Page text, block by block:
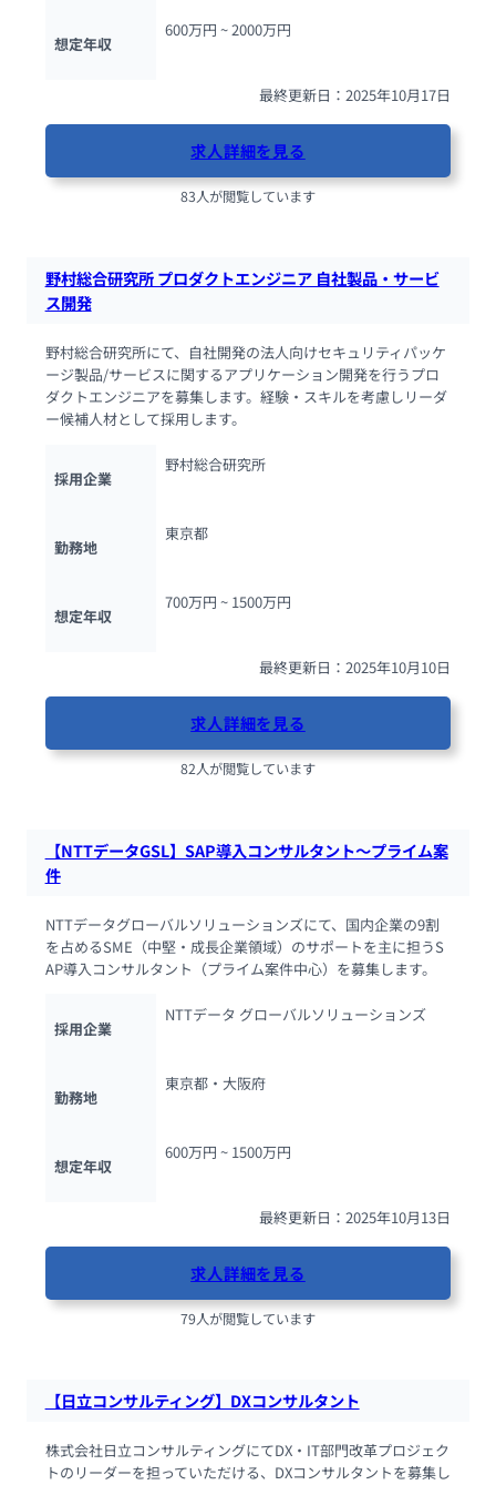
想定年収
600万円 ~ 2000万円
最終更新日：2025年10月17日
求人詳細を見る
83人が閲覧しています
野村総合研究所 プロダクトエンジニア 自社製品・サービ
ス開発
野村総合研究所にて、自社開発の法人向けセキュリティパッケ
ージ製品/サービスに関するアプリケーション開発を行うプロ
ダクトエンジニアを募集します。経験・スキルを考慮しリーダ
ー候補人材として採用します。
採用企業
野村総合研究所
勤務地
東京都
想定年収
700万円 ~ 1500万円
最終更新日：2025年10月10日
求人詳細を見る
82人が閲覧しています
【NTTデータGSL】SAP導入コンサルタント～プライム案
件
NTTデータグローバルソリューションズにて、国内企業の9割
を占めるSME（中堅・成長企業領域）のサポートを主に担うS
AP導入コンサルタント（プライム案件中心）を募集します。
採用企業
NTTデータ グローバルソリューションズ
勤務地
東京都・大阪府
想定年収
600万円 ~ 1500万円
最終更新日：2025年10月13日
求人詳細を見る
79人が閲覧しています
【日立コンサルティング】DXコンサルタント
株式会社日立コンサルティングにてDX・IT部門改革プロジェク
トのリーダーを担っていただける、DXコンサルタントを募集し